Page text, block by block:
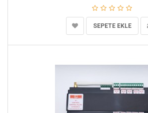
SEPETE EKLE